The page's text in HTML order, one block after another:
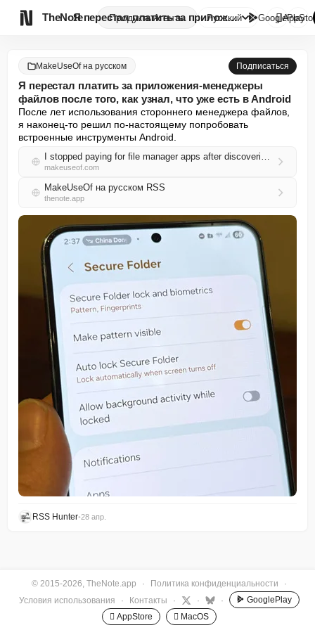
TheNote ПродуктыАгенты Я перестал платить за приложен...
Русский GooglePlay

MakeUseOf на русском Подписаться
Я перестал платить за приложения-менеджеры
файлов после того, как узнал, что уже есть в Android
После лет использования стороннего менеджера файлов,
я наконец-то решил по-настоящему попробовать
встроенные инструменты Android.
I stopped paying for file manager apps after discovering what Android already has
makeuseof.com
MakeUseOf на русском RSS
thenote.app
RSS Hunter•28 апр.
© 2015-2026, TheNote.app · Политика конфиденциальности
·
Условия использования
· Контакты · · ·
GooglePlay
 AppStore
 MacOS